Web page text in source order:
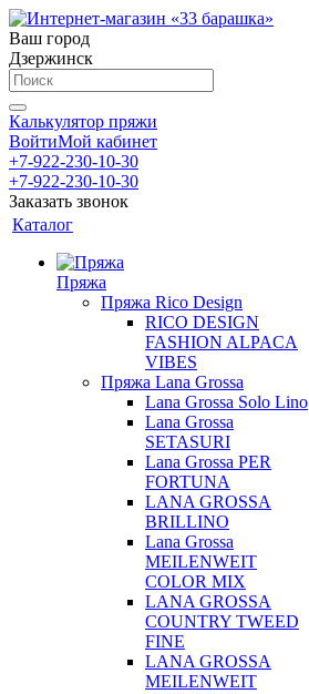
Ваш город
Дзержинск
Калькулятор пряжи
ВойтиМой кабинет
+7-922-230-10-30
+7-922-230-10-30
Заказать звонок
Каталог
Пряжа
Пряжа Rico Design
RICO DESIGN
FASHION ALPACA
VIBES
Пряжа Lana Grossa
Lana Grossa Solo Lino
Lana Grossa
SETASURI
Lana Grossa PER
FORTUNA
LANA GROSSA
BRILLINO
Lana Grossa
MEILENWEIT
COLOR MIX
LANA GROSSA
COUNTRY TWEED
FINE
LANA GROSSA
MEILENWEIT